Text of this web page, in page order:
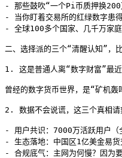
- 那些鼓吹“一个Pi币质押换200
- 当你盯着交易所的红绿数字患
- 全球100多个国家、几千万家
二、选择派的三个“清醒认知”，
1. 这是普通人离“数字财富”最
曾经的数字货币世界，是“矿机
2. 数据不会说谎，这三个真相请
- 用户共识：7000万活跃用户（
- 生态落地：中国区1亿美金易
- 合规底气：主网为何慢？因为